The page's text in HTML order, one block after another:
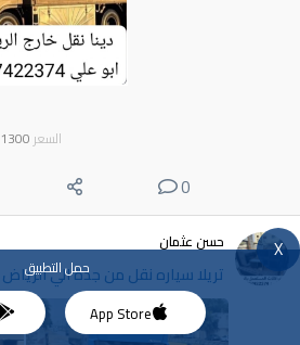
السعر 1300
0
حسن عثمان
تريلا سياره نقل من جدة الي الرياض 0537422374
X
حمل التطبيق
App Store